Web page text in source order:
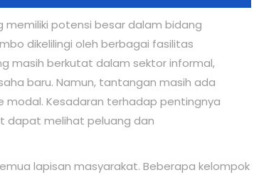
potensi besar dalam bidang
dikelilingi oleh berbagai fasilitas
masih berkutat dalam sektor informal,
baru. Namun, tantangan masih ada
modal. Kesadaran terhadap pentingnya
dapat melihat peluang dan
lapisan masyarakat. Beberapa kelompok